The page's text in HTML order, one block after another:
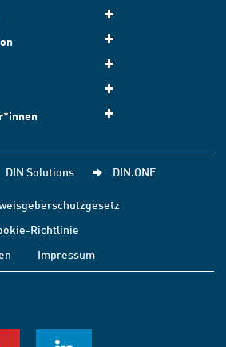
DIN Solutions DIN.ONE
Richtlinie
Impressum